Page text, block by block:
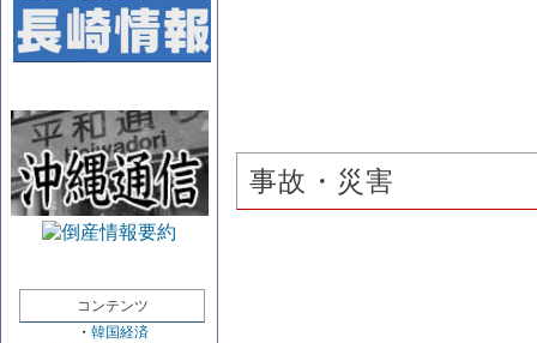
コンテンツ
・ 韓国経済
事故・災害